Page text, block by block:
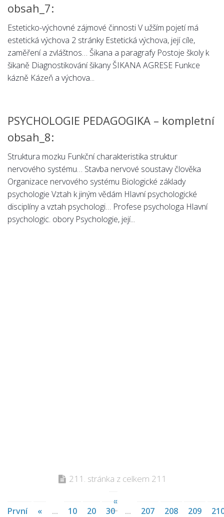
obsah_7:
Esteticko-výchovné zájmové činnosti V užším pojetí má
estetická výchova 2 stránky Estetická výchova, její cíle,
zaměření a zvláštnos… Šikana a paragrafy Postoje školy k
šikaně Diagnostikování šikany ŠIKANA AGRESE Funkce
kázně Kázeň a výchova...
PSYCHOLOGIE PEDAGOGIKA – kompletní
obsah_8:
Struktura mozku Funkční charakteristika struktur
nervového systému… Stavba nervové soustavy člověka
Organizace nervového systému Biologické základy
psychologie Vztah k jiným vědám Hlavní psychologické
disciplíny a vztah psychologi… Profese psychologa Hlavní
psychologic. obory Psychologie, její...
211. stránka z celkem 211
«
První
« ... 10 20 30 ... 207 208 209